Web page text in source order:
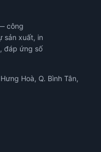
công
sản xuất, in
đáp ứng số
Hoà, Q. Bình Tân,